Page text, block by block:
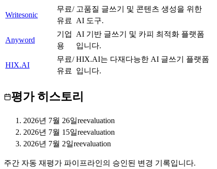
Writesonic
무료/
유료
고품질 글쓰기 및 콘텐츠 생성을 위한
AI 도구.
Anyword
기업
용
AI 기반 글쓰기 및 카피 최적화 플랫폼
입니다.
HIX.AI
무료/
유료
HIX.AI는 다재다능한 AI 글쓰기 플랫폼
입니다.
평가 히스토리
2026년 7월 26일reevaluation
2026년 7월 15일reevaluation
2026년 7월 2일reevaluation
주간 자동 재평가 파이프라인의 승인된 변경 기록입니다.